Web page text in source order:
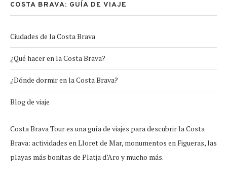
COSTA BRAVA: GUÍA DE VIAJE
Ciudades de la Costa Brava
¿Qué hacer en la Costa Brava?
¿Dónde dormir en la Costa Brava?
Blog de viaje
Costa Brava Tour es una guía de viajes para descubrir la Costa
Brava: actividades en Lloret de Mar, monumentos en Figueras, las
playas más bonitas de Platja d’Aro y mucho más.